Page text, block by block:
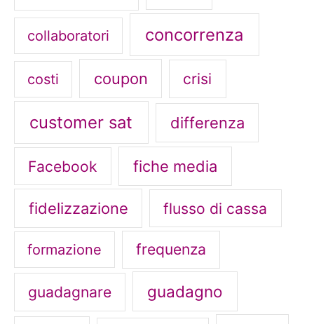
collaboratori concorrenza
costi coupon crisi
customer sat differenza
Facebook fiche media
fidelizzazione flusso di cassa
formazione frequenza
guadagnare guadagno